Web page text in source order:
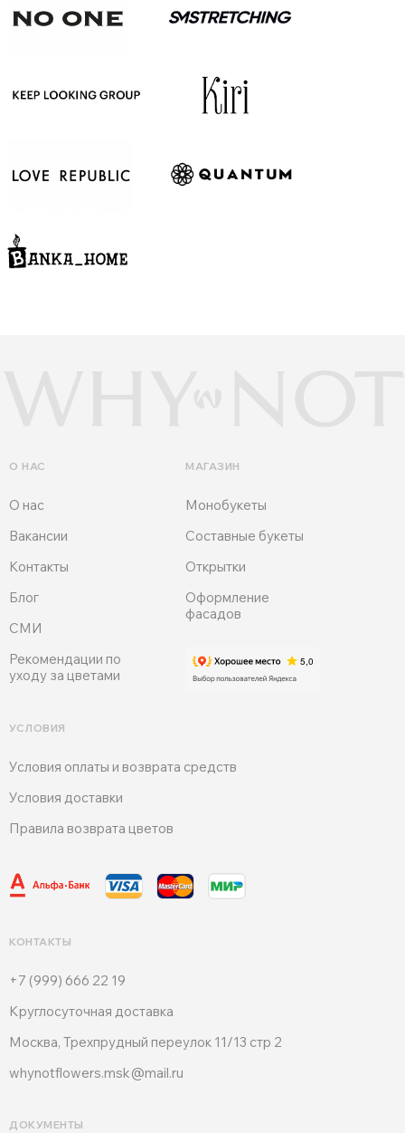
Вакансии
О нас
О НАС
ДОКУМЕНТЫ
УСЛОВИЯ
Блог
СМИ
Рекомендации по
уходу за цветами
Условия оплаты и возврата средств
Условия доставки
Контакты
Правила возврата цветов
МАГАЗИН
+7 (999) 666 22 19
КОНТАКТЫ
Круглосуточная доставка
Москва, Трехпрудный переулок 11/13 стр 2
whynotflowers.msk@mail.ru
Оформление
фасадов
Монобукеты
Открытки
Составные букеты